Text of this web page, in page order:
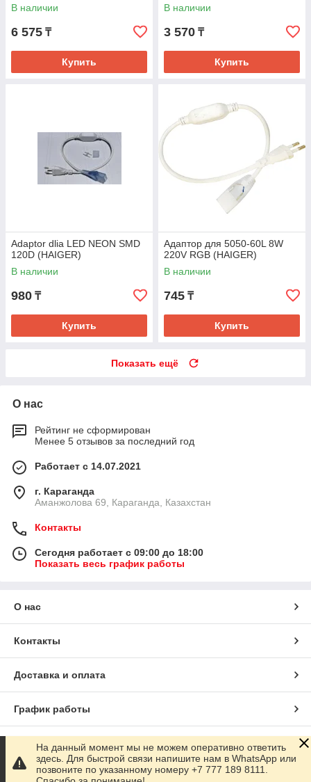
В наличии
6 575 ₸
Купить
В наличии
3 570 ₸
Купить
Adaptor dlia LED NEON SMD
120D (HAIGER)
В наличии
980 ₸
Купить
Адаптор для 5050-60L 8W
220V RGB (HAIGER)
В наличии
745 ₸
Купить
Показать ещё
О нас
Рейтинг не сформирован
Менее 5 отзывов за последний год
Работает с 14.07.2021
г. Караганда
Аманжолова 69, Караганда, Казахстан
Контакты
Сегодня работает с 09:00 до 18:00
Показать весь график работы
О нас
Контакты
Доставка и оплата
График работы
Полная версия сайта
Сайт создан на маркетплейсе Satu.kz
На данный момент мы не можем оперативно ответить
здесь. Для быстрой связи напишите нам в WhatsApp или
позвоните по указанному номеру +7 777 189 8111.